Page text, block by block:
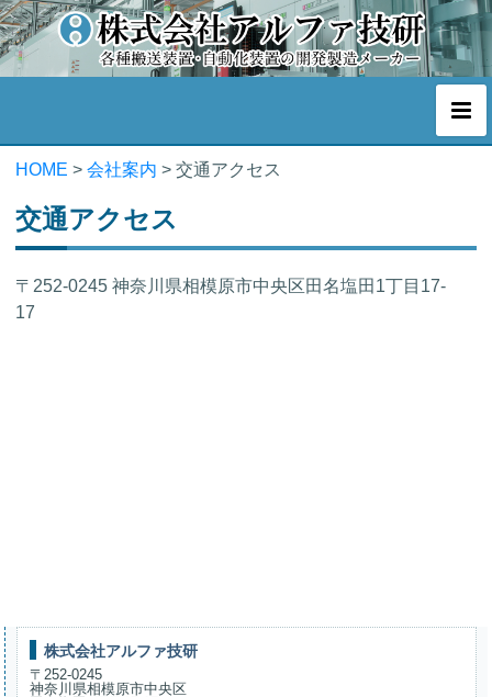
HOME >会社案内 >交通アクセス
交通アクセス
〒252-0245 神奈川県相模原市中央区田名塩田1丁目17-
17
株式会社アルファ技研
〒252-0245
神奈川県相模原市中央区